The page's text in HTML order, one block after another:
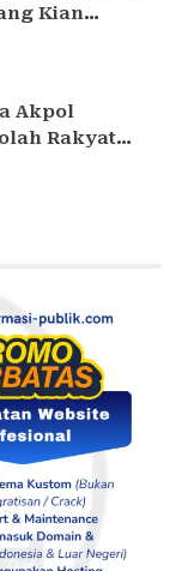
Kian
Akpol
Rakyat